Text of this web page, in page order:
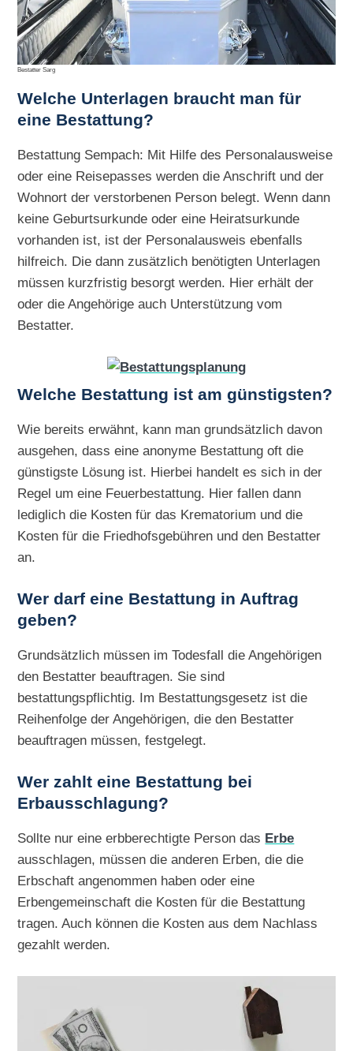
Bestatter Sarg
Welche Unterlagen braucht man für
eine Bestattung?
Bestattung Sempach: Mit Hilfe des Personalausweise
oder eine Reisepasses werden die Anschrift und der
Wohnort der verstorbenen Person belegt. Wenn dann
keine Geburtsurkunde oder eine Heiratsurkunde
vorhanden ist, ist der Personalausweis ebenfalls
hilfreich. Die dann zusätzlich benötigten Unterlagen
müssen kurzfristig besorgt werden. Hier erhält der
oder die Angehörige auch Unterstützung vom
Bestatter.
Welche Bestattung ist am günstigsten?
Wie bereits erwähnt, kann man grundsätzlich davon
ausgehen, dass eine anonyme Bestattung oft die
günstigste Lösung ist. Hierbei handelt es sich in der
Regel um eine Feuerbestattung. Hier fallen dann
lediglich die Kosten für das Krematorium und die
Kosten für die Friedhofsgebühren und den Bestatter
an.
Wer darf eine Bestattung in Auftrag
geben?
Grundsätzlich müssen im Todesfall die Angehörigen
den Bestatter beauftragen. Sie sind
bestattungspflichtig. Im Bestattungsgesetz ist die
Reihenfolge der Angehörigen, die den Bestatter
beauftragen müssen, festgelegt.
Wer zahlt eine Bestattung bei
Erbausschlagung?
Sollte nur eine erbberechtigte Person das Erbe
ausschlagen, müssen die anderen Erben, die die
Erbschaft angenommen haben oder eine
Erbengemeinschaft die Kosten für die Bestattung
tragen. Auch können die Kosten aus dem Nachlass
gezahlt werden.